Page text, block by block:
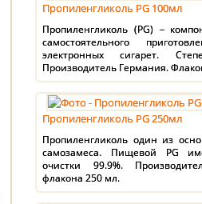
Пропиленгликоль PG 100мл
Пропиленгликоль (PG) –
самостоятельного
электронных сигарет.
Производитель Германия.
Пропиленгликоль PG 250мл
Пропиленгликоль один из
самозамеса. Пищевой PG
очистки 99.9%.
флакона 250 мл.